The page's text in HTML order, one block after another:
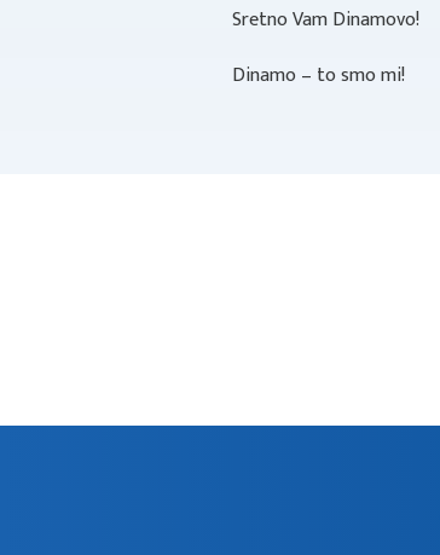
Sretno Vam Dinamovo!
Dinamo – to smo mi!